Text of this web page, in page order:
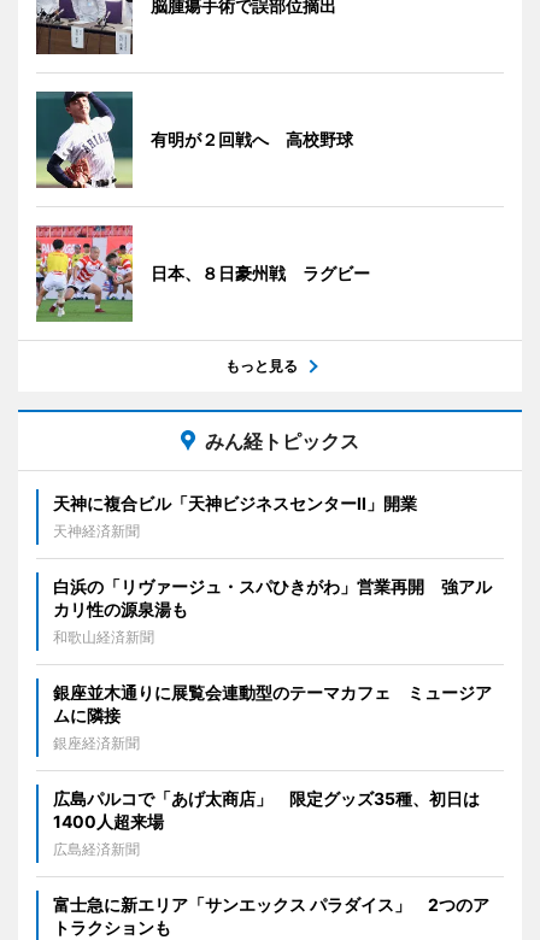
脳腫瘍手術で誤部位摘出
有明が２回戦へ 高校野球
日本、８日豪州戦 ラグビー
もっと見る
みん経トピックス
天神に複合ビル「天神ビジネスセンターII」開業
天神経済新聞
白浜の「リヴァージュ・スパひきがわ」営業再開 強アル
カリ性の源泉湯も
和歌山経済新聞
銀座並木通りに展覧会連動型のテーマカフェ ミュージア
ムに隣接
銀座経済新聞
広島パルコで「あげ太商店」 限定グッズ35種、初日は
1400人超来場
広島経済新聞
富士急に新エリア「サンエックス パラダイス」 2つのア
トラクションも